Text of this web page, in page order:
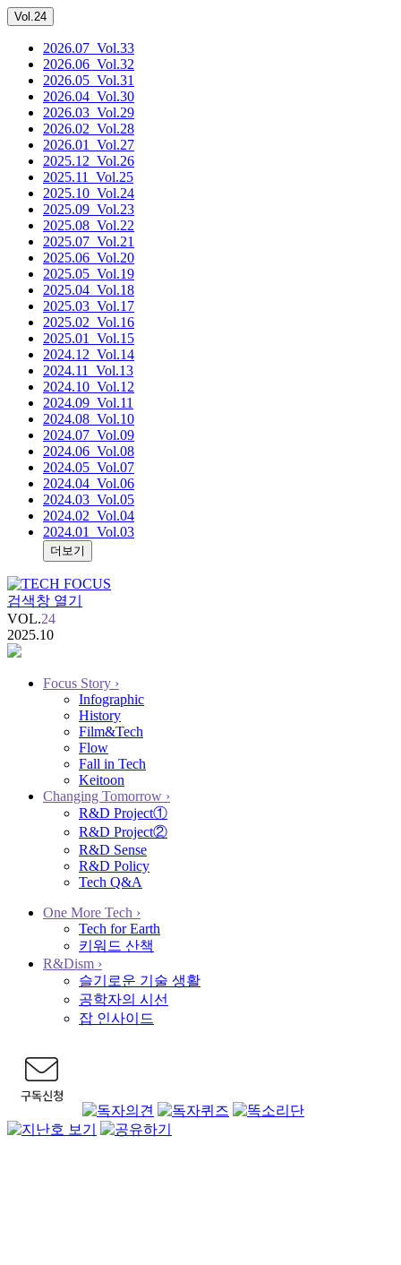
Vol.24
2026.07 _Vol.33
2026.06 _Vol.32
2026.05 _Vol.31
2026.04 _Vol.30
2026.03 _Vol.29
2026.02 _Vol.28
2026.01
_Vol.27
2025.12 _Vol.26
2025.11
_Vol.25
2025.10 _Vol.24
2025.09 _Vol.23
2025.08 _Vol.22
2025.07 _Vol.21
2025.06 _Vol.20
2025.05 _Vol.19
2025.04 _Vol.18
2025.03 _Vol.17
2025.02 _Vol.16
2025.01
_Vol.15
2024.12 _Vol.14
2024.11
_Vol.13
2024.10 _Vol.12
2024.09 _Vol.11
2024.08 _Vol.10
2024.07 _Vol.09
2024.06 _Vol.08
2024.05 _Vol.07
2024.04 _Vol.06
2024.03 _Vol.05
2024.02 _Vol.04
2024.01
_Vol.03
더보기
검색창 열기
VOL.24
2025.10
Focus Story ›
Infographic
History
Film&Tech
Flow
Fall in Tech
Keitoon
Changing Tomorrow ›
R&D Project①
R&D Project②
R&D Sense
R&D Policy
Tech Q&A
One More Tech ›
Tech for Earth
키워드 산책
R&Dism ›
슬기로운 기술 생활
공학자의 시선
잡 인사이드